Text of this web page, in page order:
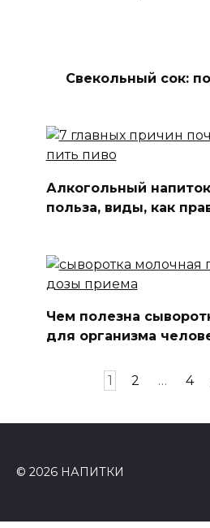
Свекольный сок:
Алкогольный
польза, виды, как
Чем полезна
для организма
1 2 … 4
© 2026 НАПИТКИ